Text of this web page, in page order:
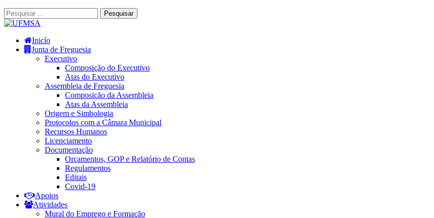
Inicío
Junta de Freguesia
Executivo
Composição do Executivo
Atas do Executivo
Assembleia de Freguesia
Composição da Assembleia
Atas da Assembleia
Origem e Simbologia
Protocolos com a Câmara Municipal
Recursos Humanos
Licenciamento
Documentação
Orçamentos, GOP e Relatório de Contas
Regulamentos
Editais
Covid-19
Apoios
Atividades
Mural do Emprego e Formação